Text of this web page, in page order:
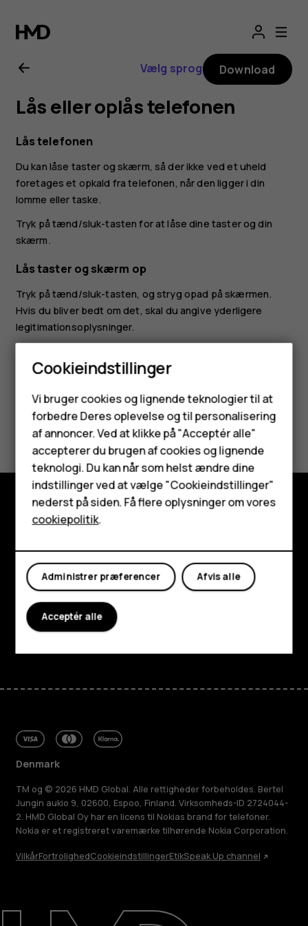
Brugervejledning
til
Nokia
2.3
Smartphones
Feature-telefoner
Tilbehør
HMD Terra M
Tablets
Min konto
Om
Vælg sprog Download
Lås eller oplås telefonen
Lås telefonen
Du kan låse taster og skærm, så der ikke ved et uheld
foretages et opkald fra telefonen, når den ligger i din
lomme eller taske.
Tryk på tænd/sluk-tasten for at låse dine taster og din
skærm.
Lås taster og skærm op
Tryk på tænd/sluk-tasten, og stryg opad på skærmen.
Hvis du bliver bedt om det, skal du angive yderligere
legitimationsoplysninger.
Synes du, dette var nyttigt?
Ja Nej
Udforsk
Om
Planet and people
Support
FacebookInstagram
Tiktok
Denmark
TM og © 2026 HMD Global. Alle rettigheder forbeholdes. Bertel
Jungin aukio 9, 02600, Espoo, Finland. Virksomheds-ID 2724044-
2. HMD Global Oy har en licens til Nokias brand for telefoner.
Nokia er et registreret varemærke tilhørende Nokia Corporation.
VilkårFortrolighedCookieindstillingerEtikSpeak Up channel
Cookieindstillinger
Vi bruger cookies og lignende teknologier til at
forbedre Deres oplevelse og til personalisering
af annoncer. Ved at klikke på "Acceptér alle"
accepterer du brugen af cookies og lignende
teknologi. Du kan når som helst ændre dine
indstillinger ved at vælge "Cookieindstillinger"
nederst på siden. Få flere oplysninger om vores
cookiepolitik.
Afvis alle
Administrer præferencer
Acceptér alle